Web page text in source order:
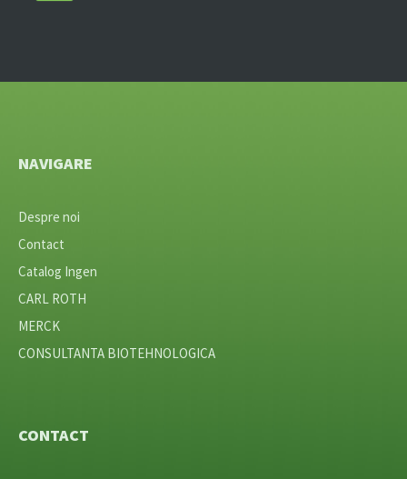
NAVIGARE
Despre noi
Contact
Catalog Ingen
CARL ROTH
MERCK
CONSULTANTA BIOTEHNOLOGICA
CONTACT